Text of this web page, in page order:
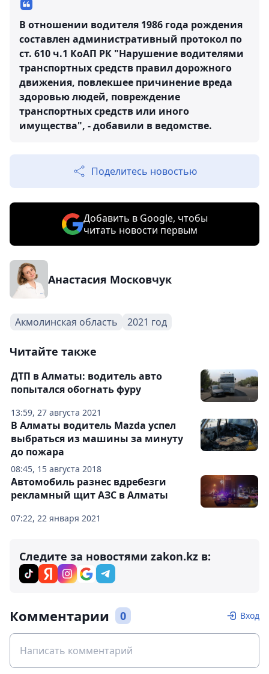
В отношении водителя 1986 года рождения
составлен административный протокол по
ст. 610 ч.1 КоАП РК "Нарушение водителями
транспортных средств правил дорожного
движения, повлекшее причинение вреда
здоровью людей, повреждение
транспортных средств или иного
имущества", - добавили в ведомстве.
Поделитесь новостью
Добавить в Google, чтобы
читать новости первым
Анастасия Московчук
Акмолинская область 2021 год
Читайте также
13:59, 27 августа 2021
ДТП в Алматы: водитель авто
попытался обогнать фуру
08:45, 15 августа 2018
В Алматы водитель Mazda успел
выбраться из машины за минуту
до пожара
07:22, 22 января 2021
Автомобиль разнес вдребезги
рекламный щит АЗС в Алматы
Следите за новостями zakon.kz в:
Комментарии 0 Вход